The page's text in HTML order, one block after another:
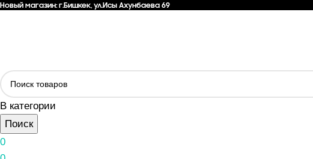
Новый магазин: г.Бишкек, ул.Исы Ахунбаева 69
В категории
Поиск
0